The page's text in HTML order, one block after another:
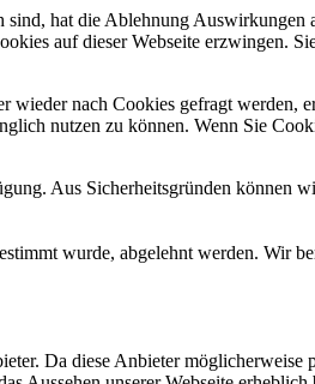
hat die Ablehnung
auf dieser Webseite erzwingen.
nach Cookies gefragt werden,
nutzen zu können. Wenn Sie
Aus Sicherheitsgründen können
wurde, abgelehnt werden. Wir
Da diese Anbieter möglicherweise